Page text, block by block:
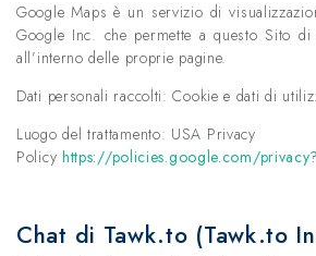
Google Maps è un servizio di
Google Inc. che permette a questo Sito
all’interno delle proprie pagine.
Dati personali raccolti: Cookie e dati di
Luogo del trattamento: USA Privacy
Policy https://policies.google.com/
Chat di Tawk.to (Tawk.to